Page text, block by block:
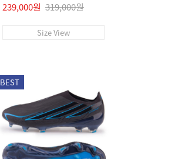
239,000원 319,000원
Size View
BEST